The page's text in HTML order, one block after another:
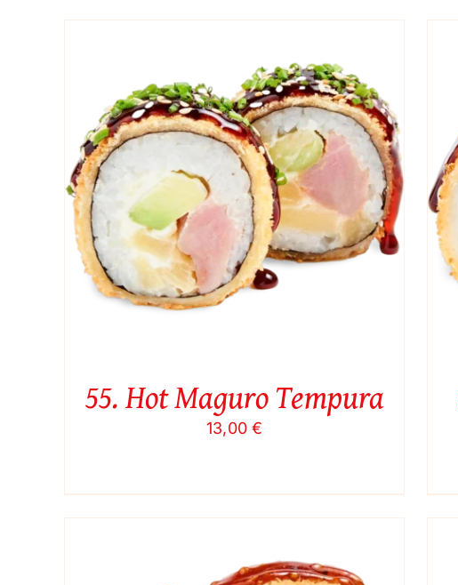
55. Hot Maguro Tempura
13,00€
Į KREPŠELĮ / QUICK VIEW